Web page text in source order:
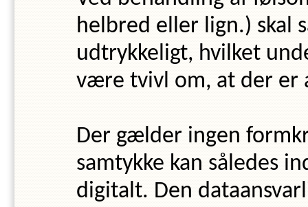
helbred eller lign.) skal
udtrykkeligt, hvilket
være tvivl om, at der er
Der gælder ingen
samtykke kan således
digitalt. Den